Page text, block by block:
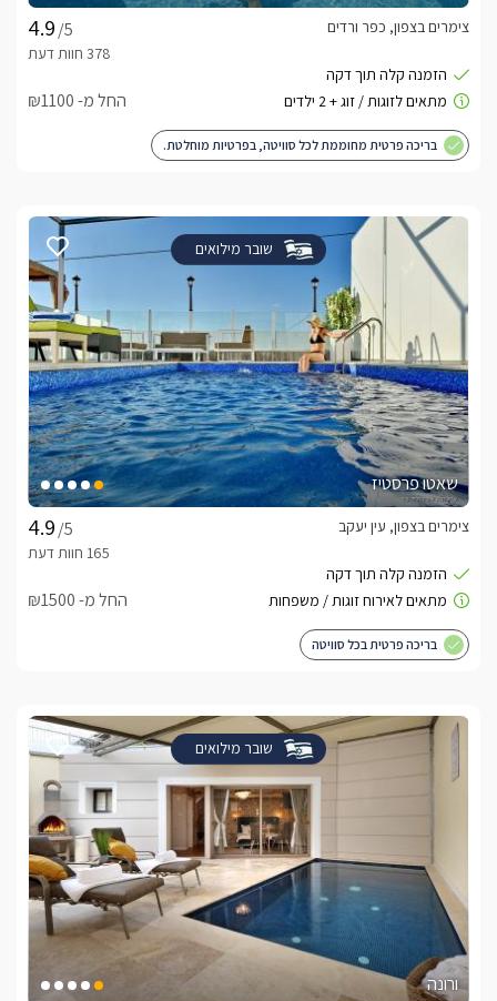
/5
צימרים בצפון, כפר ורדים
החל מ- ₪1100
בריכה פרטית מחוממת לכל סוויטה, בפרטיות מוחלטת.
שובר מילואים
שאטו פרסטיז
/5
צימרים בצפון, עין יעקב
החל מ- ₪1500
בריכה פרטית בכל סוויטה
שובר מילואים
ורונה